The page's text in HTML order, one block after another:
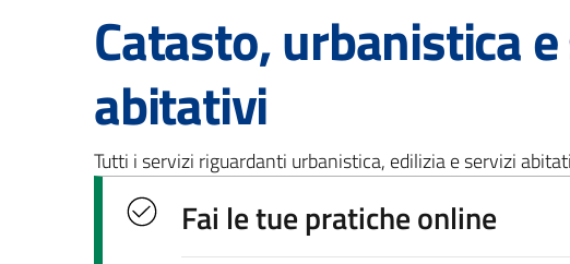
Catasto, urbanistica
abitativi
Tutti i servizi riguardanti urbanistica, edilizia e servizi
Fai le tue pratiche online